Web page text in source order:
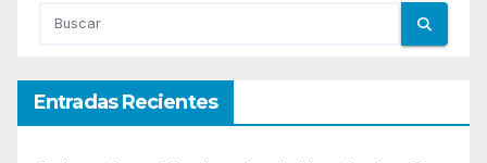
Entradas Recientes